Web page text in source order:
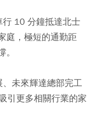
行 10 分鐘抵達北士
庭，極短的通勤距
未來輝達總部完工
引更多相關行業的家